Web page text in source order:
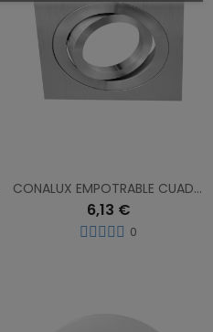
CONALUX EMPOTRABLE CUADRADO ALUMINIO 4138/1-23
6,13 €
0